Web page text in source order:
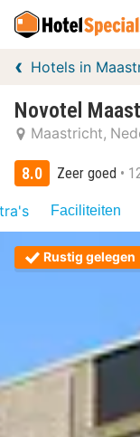
Hotels in
Novotel
Maastricht
8.0 Zeer goed
Faciliteiten
Rustig gelegen